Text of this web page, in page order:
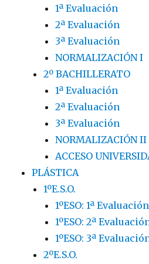
1ª Evaluación
2ª Evaluación
3ª Evaluación
NORMALIZACIÓN I
2º BACHILLERATO
1ª Evaluación
2ª Evaluación
3ª Evaluación
NORMALIZACIÓN II
ACCESO
PLÁSTICA
1ºE.S.O.
1ºESO: 1ª Evaluación
1ºESO: 2ª
1ºESO: 3ª
2ºE.S.O.